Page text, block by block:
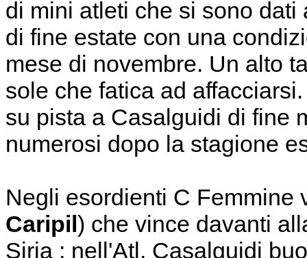
di mini atleti che si sono
di fine estate con una
mese di novembre. Un alto
sole che fatica ad
su pista a Casalguidi di fine
numerosi dopo la stagione
Negli esordienti C Femmine
Caripil) che vince davanti
Siria ; nell'Atl. Casalguidi